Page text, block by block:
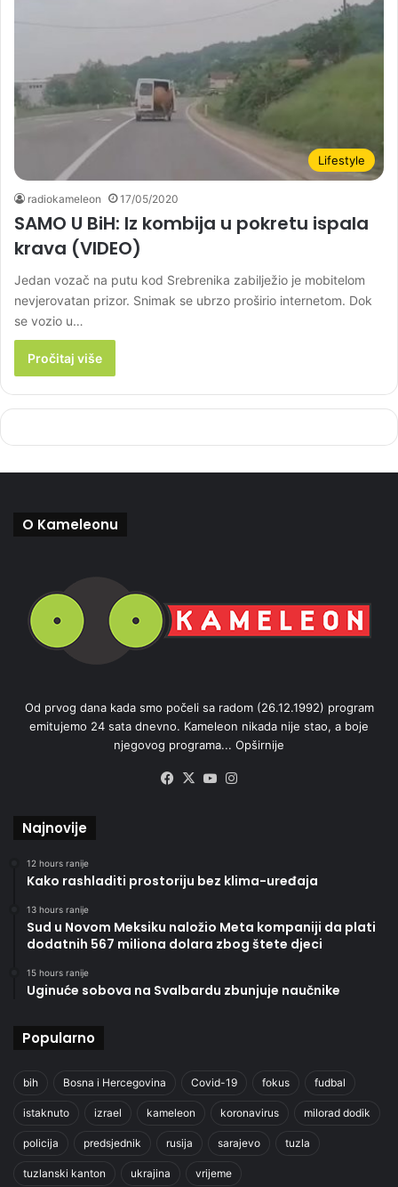
Lifestyle
radiokameleon 17/05/2020
SAMO U BiH: Iz kombija u pokretu ispala
krava (VIDEO)
Jedan vozač na putu kod Srebrenika zabilježio je mobitelom
nevjerovatan prizor. Snimak se ubrzo proširio internetom. Dok
se vozio u…
Pročitaj više
O Kameleonu
Od prvog dana kada smo počeli sa radom (26.12.1992) program
emitujemo 24 sata dnevno. Kameleon nikada nije stao, a boje
njegovog programa... Opširnije
Facebook
X YouTube
Najnovije
12 hours ranije
Kako rashladiti prostoriju bez klima-uređaja
13 hours ranije
Sud u Novom Meksiku naložio Meta kompaniji da plati
dodatnih 567 miliona dolara zbog štete djeci
15 hours ranije
Uginuće sobova na Svalbardu zbunjuje naučnike
Popularno
bih Bosna i Hercegovina Covid-19 fokus fudbal
istaknuto izrael kameleon koronavirus milorad dodik
policija predsjednik rusija sarajevo tuzla
tuzlanski kanton ukrajina vrijeme